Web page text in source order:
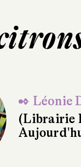
✒ Léonie
(Librairie